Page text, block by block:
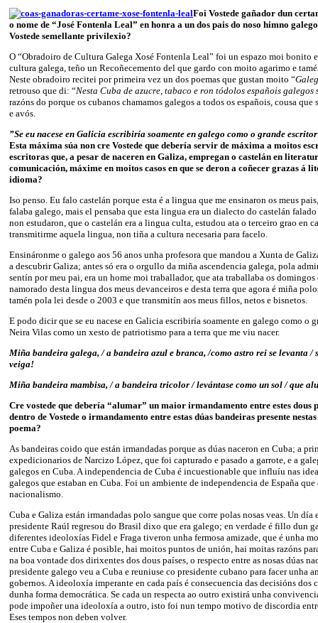
Foi Vostede gañador dun
o nome de “José Fontenla Leal” en honra a un dos pais do noso himno
Vostede semellante privilexio?
O “Obradoiro de Cultura Galega Xosé Fontenla Leal” foi un espazo moi bonito
cultura galega, teño un Recoñecemento del que gardo con moito agarimo e
Neste obradoiro recitei por primeira vez un dos poemas que gustan moito “
retrouso que di: “Nesta Cuba de azucre, tabaco e ron tódolos españois galegos
razóns do porque os cubanos chamamos galegos a todos os españois, cousa que
e avós.
”Se eu nacese en Galicia escribiría soamente en galego como o grande
Esta máxima súa non cre Vostede que debería servir de máxima a moitos
escritoras que, a pesar de naceren en Galiza, empregan o castelán en
comunicación, máxime en moitos casos en que se deron a coñecer grazas á
idioma?
Iso penso. Eu falo castelán porque esta é a lingua que me ensinaron os meus
falaba galego, mais el pensaba que esta lingua era un dialecto do castelán
non estudaron, que o castelán era a lingua culta, estudou ata o terceiro grao en
transmitirme aquela lingua, non tiña a cultura necesaria para facelo.
Ensináronme o galego aos 56 anos unha profesora que mandou a Xunta de
a descubrir Galiza; antes só era o orgullo da miña ascendencia galega, pola
sentín por meu pai, era un home moi traballador, que ata traballaba os domingos
namorado desta lingua dos meus devanceiros e desta terra que agora é miña
tamén pola lei desde o 2003 e que transmitín aos meus fillos, netos e bisnetos.
E podo dicir que se eu nacese en Galicia escribiría soamente en galego como o
Neira Vilas como un xesto de patriotismo para a terra que me viu nacer.
Miña bandeira galega, / a bandeira azul e branca, /como astro rei se levanta /
veiga!
Miña bandeira mambisa, / a bandeira tricolor / levántase como un sol / que
Cre vostede que debería “alumar” un maior irmandamento entre estes dous
dentro de Vostede o irmandamento entre estas dúas bandeiras presente
poema?
As bandeiras coido que están irmandadas porque as dúas naceron en Cuba; a
expedicionarios de Narcizo López, que foi capturado e pasado a garrote, e a
galegos en Cuba. A independencia de Cuba é incuestionable que influíu nas
galegos que estaban en Cuba. Foi un ambiente de independencia de España que
nacionalismo.
Cuba e Galiza están irmandadas polo sangue que corre polas nosas veas. Un día
presidente Raúl regresou do Brasil dixo que era galego; en verdade é fillo dun
diferentes ideoloxías Fidel e Fraga tiveron unha fermosa amizade, que é unha
entre Cuba e Galiza é posible, hai moitos puntos de unión, hai moitas razóns
na boa vontade dos dirixentes dos dous países, o respecto entre as nosas dúas
presidente galego veu a Cuba e reuniuse co presidente cubano para facer unha
gobernos. A ideoloxía imperante en cada país é consecuencia das decisións dos
dunha forma democrática. Se cada un respecta ao outro existirá unha
pode impoñer una ideoloxía a outro, isto foi nun tempo motivo de discordia
Eses tempos non deben volver.